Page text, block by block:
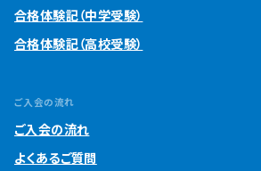
合格体験記（中学受験）
合格体験記（高校受験）
ご入会の流れ
ご入会の流れ
よくあるご質問